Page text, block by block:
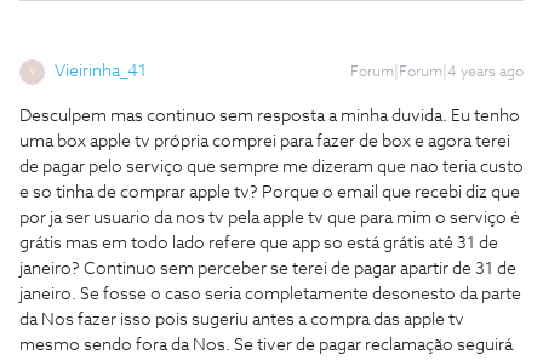
V Vieirinha_41 Forum|Forum|4 years ago
Desculpem mas continuo sem resposta a minha duvida. Eu tenho
uma box apple tv própria comprei para fazer de box e agora terei
de pagar pelo serviço que sempre me dizeram que nao teria custo
e so tinha de comprar apple tv? Porque o email que recebi diz que
por ja ser usuario da nos tv pela apple tv que para mim o serviço é
grátis mas em todo lado refere que app so está grátis até 31 de
janeiro? Continuo sem perceber se terei de pagar apartir de 31 de
janeiro. Se fosse o caso seria completamente desonesto da parte
da Nos fazer isso pois sugeriu antes a compra das apple tv
mesmo sendo fora da Nos. Se tiver de pagar reclamação seguirá